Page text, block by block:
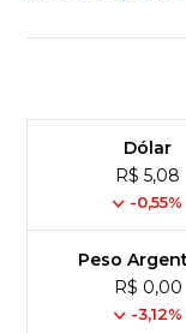
Dólar
R$ 5,08
-0,55%
Peso
R$ 0,00
-3,12%